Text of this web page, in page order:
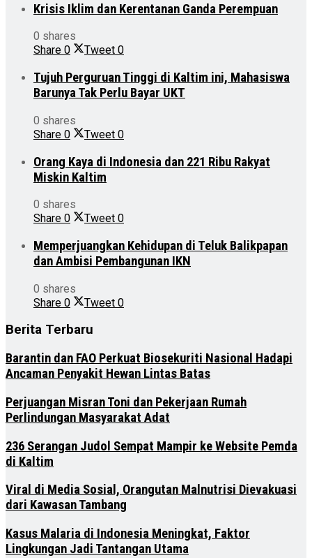
Krisis Iklim dan Kerentanan Ganda Perempuan
0 shares
Share 0 Tweet 0
Tujuh Perguruan Tinggi di Kaltim ini, Mahasiswa
Barunya Tak Perlu Bayar UKT
0 shares
Share 0 Tweet 0
Orang Kaya di Indonesia dan 221 Ribu Rakyat
Miskin Kaltim
0 shares
Share 0 Tweet 0
Memperjuangkan Kehidupan di Teluk Balikpapan
dan Ambisi Pembangunan IKN
0 shares
Share 0 Tweet 0
Berita Terbaru
Barantin dan FAO Perkuat Biosekuriti Nasional Hadapi
Ancaman Penyakit Hewan Lintas Batas
Perjuangan Misran Toni dan Pekerjaan Rumah
Perlindungan Masyarakat Adat
236 Serangan Judol Sempat Mampir ke Website Pemda
di Kaltim
Viral di Media Sosial, Orangutan Malnutrisi Dievakuasi
dari Kawasan Tambang
Kasus Malaria di Indonesia Meningkat, Faktor
Lingkungan Jadi Tantangan Utama